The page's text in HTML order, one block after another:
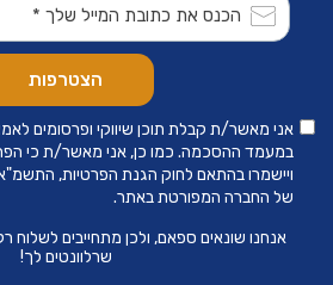
אני מאשר/ת קבלת תוכן שיווקי ופרסומים
במעמד ההסכמה. כמו כן, אני מאשר/ת כי
ויישמרו בהתאם לחוק הגנת הפרטיות,
של החברה המפורטת באתר.
אנחנו שונאים ספאם, ולכן מתחייבים לשלוח
שרלוונטים לך!